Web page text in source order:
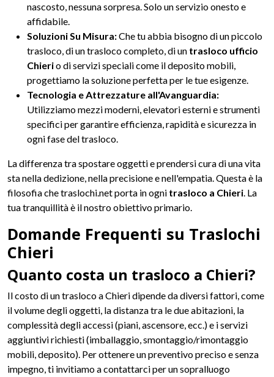
nascosto, nessuna sorpresa. Solo un servizio onesto e
affidabile.
Soluzioni Su Misura:Che tu abbia bisogno di un piccolo
trasloco, di un trasloco completo, di un trasloco ufficio
Chierio di servizi speciali come il deposito mobili,
progettiamo la soluzione perfetta per le tue esigenze.
Tecnologia e Attrezzature all'Avanguardia:
Utilizziamo mezzi moderni, elevatori esterni e strumenti
specifici per garantire efficienza, rapidità e sicurezza in
ogni fase del trasloco.
La differenza tra spostare oggetti e prendersi cura di una vita
sta nella dedizione, nella precisione e nell'empatia. Questa è la
filosofia che traslochi.net porta in ogni trasloco a Chieri. La
tua tranquillità è il nostro obiettivo primario.
Domande Frequenti su Traslochi
Chieri
Quanto costa un trasloco a Chieri?
Il costo di un trasloco a Chieri dipende da diversi fattori, come
il volume degli oggetti, la distanza tra le due abitazioni, la
complessità degli accessi (piani, ascensore, ecc.) e i servizi
aggiuntivi richiesti (imballaggio, smontaggio/rimontaggio
mobili, deposito). Per ottenere un preventivo preciso e senza
impegno, ti invitiamo a contattarci per un sopralluogo